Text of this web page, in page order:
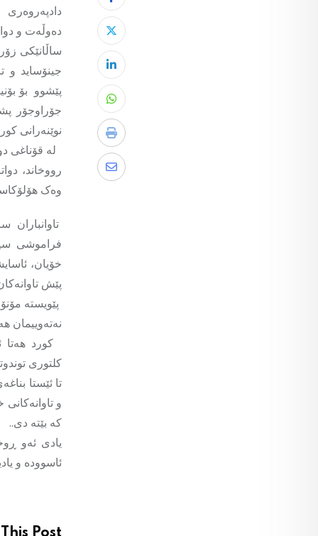
دەوڵەت و
ساڵانێکی
جینۆساید و
پێشوو بۆ
جۆراوجۆر
نوێنەرانی
لە قۆناغی
رووخاند،
وەک
فراموشی
خۆیان،
پێش
پێویستە
نەتەوییمان
کورد
کلتوری
تا ئێستا
و
کە بێتە دی..
یادی ئەو
ئاسوودە و
Post: